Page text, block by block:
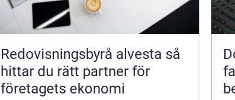
Redovisningsbyrå alvesta så
hittar du rätt partner för
företagets ekonomi